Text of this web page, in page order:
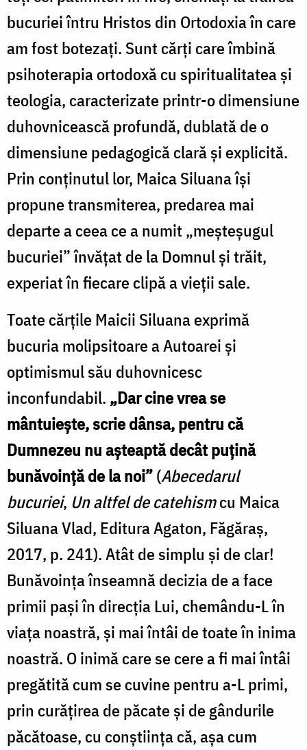
bucuriei întru Hristos din Ortodoxia în care
am fost botezați. Sunt cărți care îmbină
psihoterapia ortodoxă cu spiritualitatea și
teologia, caracterizate printr-o dimensiune
duhovnicească profundă, dublată de o
dimensiune pedagogică clară și explicită.
Prin conținutul lor, Maica Siluana își
propune transmiterea, predarea mai
departe a ceea ce a numit „meșteșugul
bucuriei” învățat de la Domnul și trăit,
experiat în fiecare clipă a vieții sale.
Toate cărțile Maicii Siluana exprimă
bucuria molipsitoare a Autoarei și
optimismul său duhovnicesc
inconfundabil. „Dar cine vrea se
mântuiește, scrie dânsa, pentru că
Dumnezeu nu așteaptă decât puțină
bunăvoință de la noi”(Abecedarul
bucuriei, Un altfel de catehismcu Maica
Siluana Vlad, Editura Agaton, Făgăraș,
2017, p. 241). Atât de simplu și de clar!
Bunăvoința înseamnă decizia de a face
primii pași în direcția Lui, chemându-L în
viața noastră, și mai întâi de toate în inima
noastră. O inimă care se cere a fi mai întâi
pregătită cum se cuvine pentru a-L primi,
prin curățirea de păcate și de gândurile
păcătoase, cu conștiința că, așa cum